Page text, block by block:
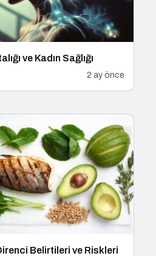
ve Kadın Sağlığı
2 ay önce
Belirtileri ve Riskleri